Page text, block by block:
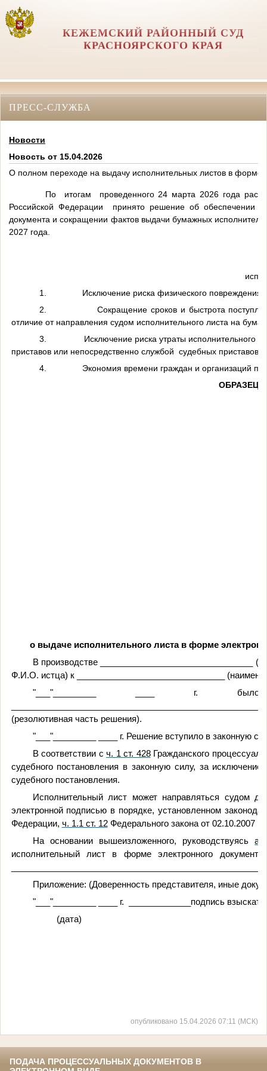
КЕЖЕМСКИЙ РАЙОННЫЙ СУД
КРАСНОЯРСКОГО КРАЯ
ПРЕСС-СЛУЖБА
Новости
Новость от 15.04.2026
О полном переходе на выдачу исполнительных листов в форме
По итогам
проведенного 24 марта 2026 года
Российской Федерации
принято решение об обеспечении
документа и сокращении фактов выдачи бумажных
2027 года.
1.
Исключение риска физического повреждения
2.
Сокращение сроков и быстрота
отличие от направления судом исполнительного листа на
3.
Исключение риска утраты исполнительного
приставов или непосредственно службой судебных приставов
4.
Экономия времени граждан и организаций
ОБРАЗЕЦ
о выдаче исполнительного листа в форме
В производстве ________________________________
Ф.И.О. истца) к _______________________________
"___"_________ ____ г.
(резолютивная часть решения).
"___"_________ ____ г. Решение вступило в законную
В соответствии с ч. 1 ст. 428Гражданского
судебного постановления в законную силу, за
судебного постановления.
Исполнительный лист может направляться судом
электронной подписью в порядке, установленном
Федерации, ч. 1.1 ст. 12Федерального закона от 02.10.2007
На основании вышеизложенного, руководствуясь
исполнительный лист в форме электронного
Приложение: (Доверенность представителя, иные
"___"_________ ____ г. _____________подпись
(дата)
опубликовано 15.04.2026 07:11 (МСК)
ПОДАЧА ПРОЦЕССУАЛЬНЫХ ДОКУМЕНТОВ В